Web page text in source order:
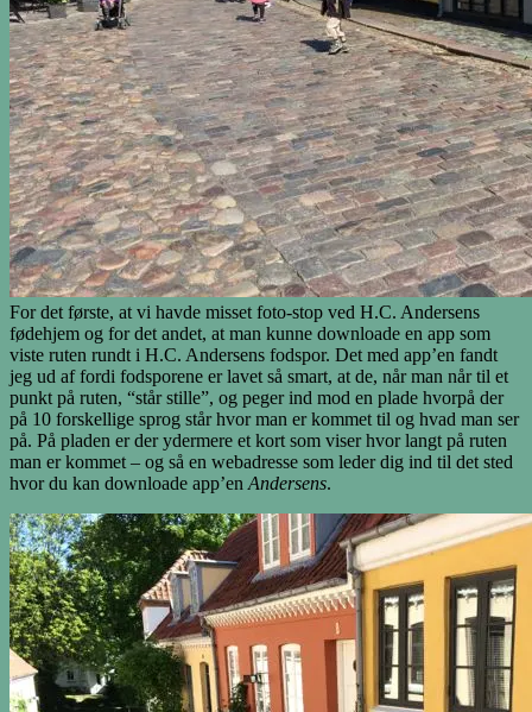
For det første, at vi havde misset foto-stop ved H.C. Andersens
fødehjem og for det andet, at man kunne downloade en app som
viste ruten rundt i H.C. Andersens fodspor. Det med app’en fandt
jeg ud af fordi fodsporene er lavet så smart, at de, når man når til et
punkt på ruten, “står stille”, og peger ind mod en plade hvorpå der
på 10 forskellige sprog står hvor man er kommet til og hvad man ser
på. På pladen er der ydermere et kort som viser hvor langt på ruten
man er kommet – og så en webadresse som leder dig ind til det sted
hvor du kan downloade app’en Andersens.